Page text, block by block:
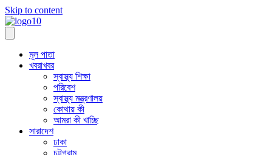
Skip to content
মূল পাতা
খবরাখবর
স্বাস্থ্য শিক্ষা
পরিবেশ
স্বাস্থ্য মন্ত্রণালয়
কোথায় কী
আমরা কী খাচ্ছি
সারাদেশ
ঢাকা
চট্টগ্রাম